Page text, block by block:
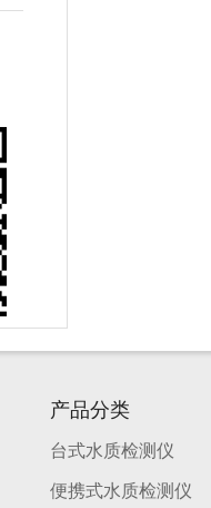
产品分类
台式水质检测仪
便携式水质检测仪